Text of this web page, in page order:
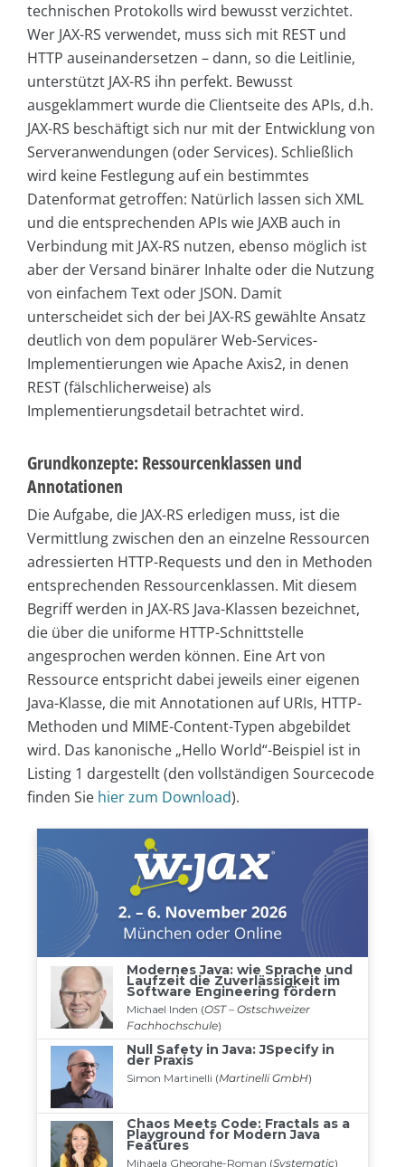
technischen Protokolls wird bewusst verzichtet.
Wer JAX-RS verwendet, muss sich mit REST und
HTTP auseinandersetzen – dann, so die Leitlinie,
unterstützt JAX-RS ihn perfekt. Bewusst
ausgeklammert wurde die Clientseite des APIs, d.h.
JAX-RS beschäftigt sich nur mit der Entwicklung von
Serveranwendungen (oder Services). Schließlich
wird keine Festlegung auf ein bestimmtes
Datenformat getroffen: Natürlich lassen sich XML
und die entsprechenden APIs wie JAXB auch in
Verbindung mit JAX-RS nutzen, ebenso möglich ist
aber der Versand binärer Inhalte oder die Nutzung
von einfachem Text oder JSON. Damit
unterscheidet sich der bei JAX-RS gewählte Ansatz
deutlich von dem populärer Web-Services-
Implementierungen wie Apache Axis2, in denen
REST (fälschlicherweise) als
Implementierungsdetail betrachtet wird.
Grundkonzepte: Ressourcenklassen und
Annotationen
Die Aufgabe, die JAX-RS erledigen muss, ist die
Vermittlung zwischen den an einzelne Ressourcen
adressierten HTTP-Requests und den in Methoden
entsprechenden Ressourcenklassen. Mit diesem
Begriff werden in JAX-RS Java-Klassen bezeichnet,
die über die uniforme HTTP-Schnittstelle
angesprochen werden können. Eine Art von
Ressource entspricht dabei jeweils einer eigenen
Java-Klasse, die mit Annotationen auf URIs, HTTP-
Methoden und MIME-Content-Typen abgebildet
wird. Das kanonische „Hello World“-Beispiel ist in
Listing 1 dargestellt (den vollständigen Sourcecode
finden Sie hier zum Download).